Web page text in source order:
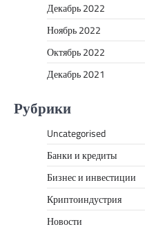
Декабрь 2022
Ноябрь 2022
Октябрь 2022
Декабрь 2021
Рубрики
Uncategorised
Банки и кредиты
Бизнес и инвестиции
Криптоиндустрия
Новости